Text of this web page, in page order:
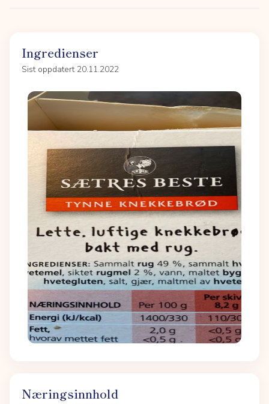
Ingredienser
Sist oppdatert 20.11.2022
Næringsinnhold